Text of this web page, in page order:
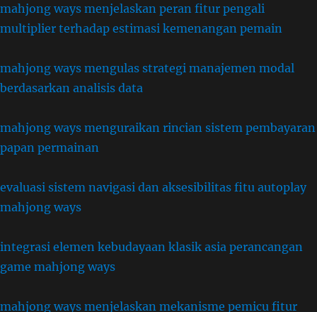
mahjong ways menjelaskan peran fitur pengali
multiplier terhadap estimasi kemenangan pemain
mahjong ways mengulas strategi manajemen modal
berdasarkan analisis data
mahjong ways menguraikan rincian sistem pembayaran
papan permainan
evaluasi sistem navigasi dan aksesibilitas fitu autoplay
mahjong ways
integrasi elemen kebudayaan klasik asia perancangan
game mahjong ways
mahjong ways menjelaskan mekanisme pemicu fitur